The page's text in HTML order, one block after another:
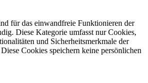
für das einwandfreie Funktionieren der
Diese Kategorie umfasst nur Cookies,
und Sicherheitsmerkmale der
Cookies speichern keine persönlichen